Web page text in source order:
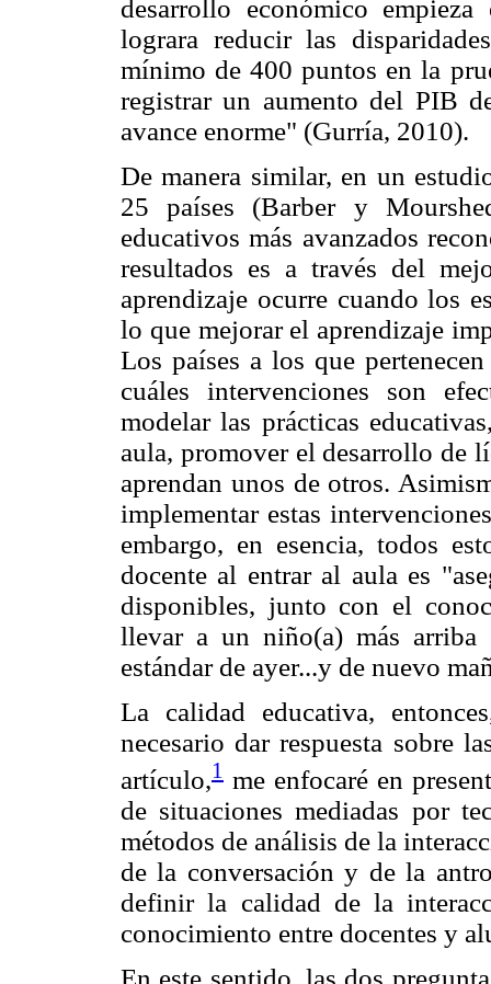
desarrollo económico
lograra reducir las
mínimo de 400 puntos en la
registrar un aumento del PIB
avance enorme" (Gurría, 2010).
De manera similar, en un
25 países (Barber y
educativos más avanzados
resultados es a través del
aprendizaje ocurre cuando los
lo que mejorar el aprendizaje
Los países a los que
cuáles intervenciones son
modelar las prácticas
aula, promover el desarrollo de
aprendan unos de otros.
implementar estas
embargo, en esencia, todos
docente al entrar al aula es
disponibles, junto con el
llevar a un niño(a) más arriba
estándar de ayer...y de nuevo
La calidad educativa,
necesario dar respuesta sobre
artículo,1 me enfocaré en
de situaciones mediadas por
métodos de análisis de la
de la conversación y de la
definir la calidad de la
conocimiento entre docentes y
En este sentido, las dos